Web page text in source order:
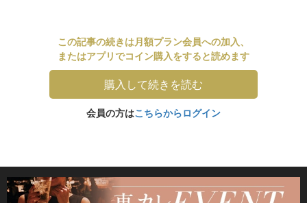
この記事の続きは月額プラン会員への加入、
またはアプリでコイン購入をすると読めます
購入して続きを読む
会員の方はこちらからログイン